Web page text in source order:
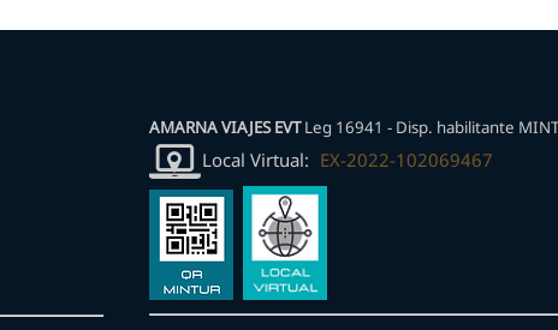
AMARNA VIAJES EVTLeg 16941 - Disp. habilitante
Local Virtual: EX-2022-102069467